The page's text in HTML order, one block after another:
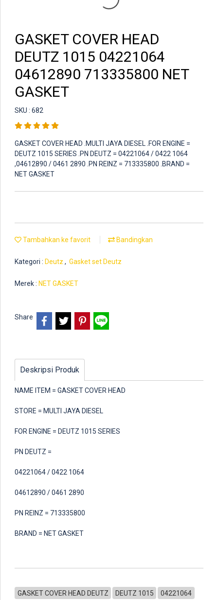
GASKET COVER HEAD
DEUTZ 1015 04221064
04612890 713335800 NET
GASKET
SKU : 682
GASKET COVER HEAD .MULTI JAYA DIESEL .FOR ENGINE =
DEUTZ 1015 SERIES .PN DEUTZ = 04221064 / 0422 1064
,04612890 / 0461 2890 .PN REINZ = 713335800 .BRAND =
NET GASKET
Tambahkan ke favorit Bandingkan
Kategori : Deutz , Gasket set Deutz
Merek : NET GASKET
Share
Deskripsi Produk
NAME ITEM = GASKET COVER HEAD
STORE = MULTI JAYA DIESEL
FOR ENGINE = DEUTZ 1015 SERIES
PN DEUTZ =
04221064 / 0422 1064
04612890 / 0461 2890
PN REINZ = 713335800
BRAND = NET GASKET
GASKET COVER HEAD DEUTZ DEUTZ 1015 04221064